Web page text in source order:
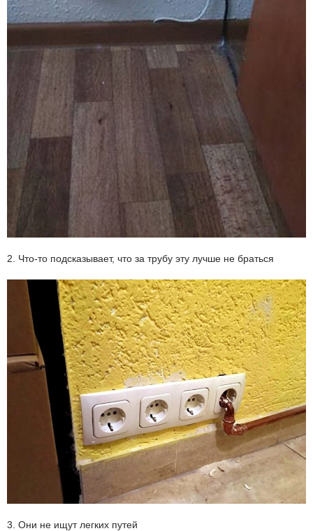
2. Что-то подсказывает, что за трубу эту лучше не браться
3. Они не ищут легких путей